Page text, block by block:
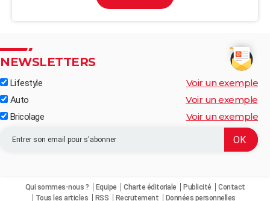
NEWSLETTERS
Lifestyle Voir un exemple
Auto Voir un exemple
Bricolage Voir un exemple
Qui sommes-nous ? Equipe Charte éditoriale Publicité
Contact
Tous les articles
RSS Recrutement Données personnelles